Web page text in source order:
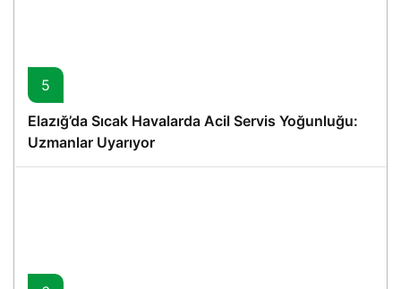
5
Elazığ’da Sıcak Havalarda Acil Servis Yoğunluğu:
Uzmanlar Uyarıyor